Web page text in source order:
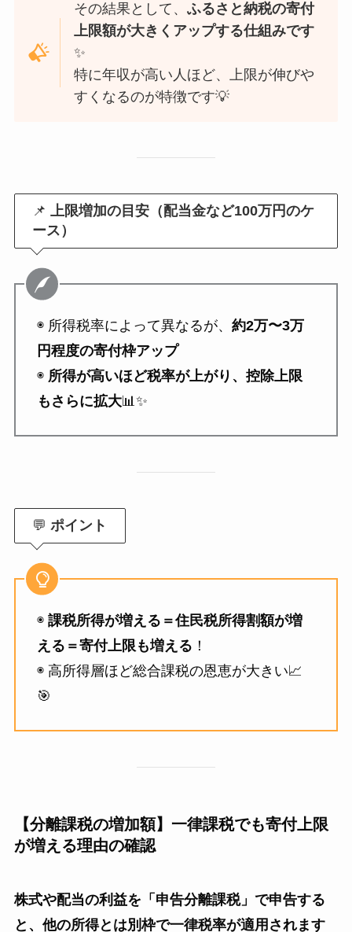
その結果として、ふるさと納税の寄付
上限額が大きくアップする仕組みです
✨
特に年収が高い人ほど、上限が伸びや
すくなるのが特徴です💡
📌
上限増加の目安（配当金など100万円のケ
ース）
◉ 所得税率によって異なるが、 約2万〜3万
円程度の寄付枠アップ
◉ 所得が高いほど税率が上がり、控除上限
もさらに拡大📊✨
💬ポイント
◉ 課税所得が増える＝住民税所得割額が増
える＝寄付上限も増える ！
◉ 高所得層ほど総合課税の恩恵が大きい📈
🎯
【分離課税の増加額】一律課税でも寄付上限
が増える理由の確認
株式や配当の利益を「申告分離課税」で申告する
と、他の所得とは別枠で一律税率が適用されます